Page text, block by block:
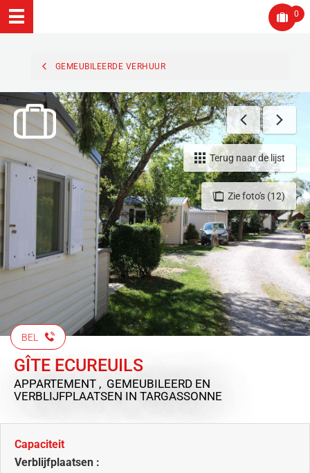
0
GEMEUBILEERDE VERHUUR
Zie foto's (12)
Terug naar de lijst
BEL
GÎTE ECUREUILS
APPARTEMENT , GEMEUBILEERD EN
VERBLIJFPLAATSEN IN TARGASSONNE
Capaciteit
Verblijfplaatsen :